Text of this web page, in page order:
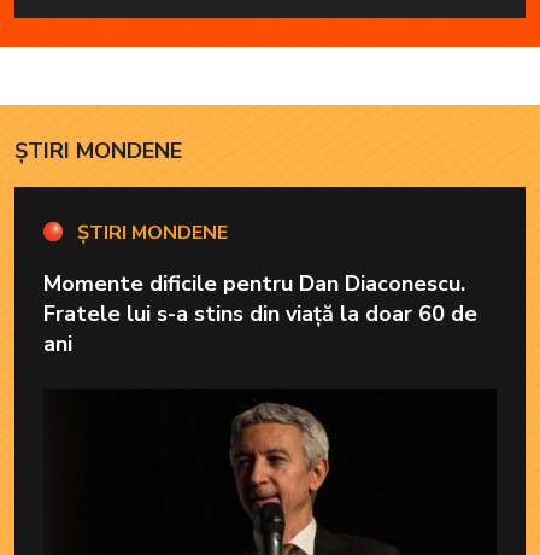
ȘTIRI MONDENE
ȘTIRI MONDENE
Momente dificile pentru Dan Diaconescu.
Fratele lui s-a stins din viață la doar 60 de
ani